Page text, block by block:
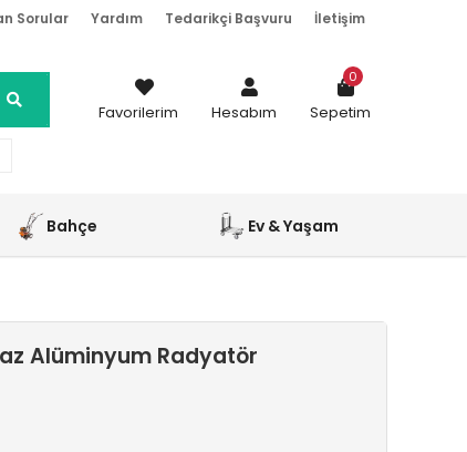
Sorular Yardım Tedarikçi Başvuru İletişim
Favorilerim Hesabım Sepetim
0
Bahçe Ev & Yaşam
Alüminyum Radyatör